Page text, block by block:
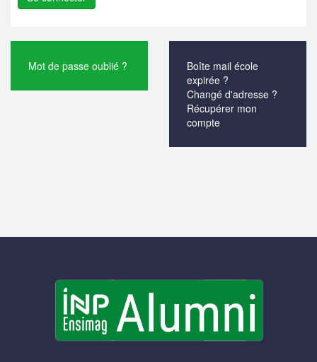
Mot de passe oublié ?
Boîte mail école
expirée ?
Changé d'adresse ?
Récupérer mon
compte